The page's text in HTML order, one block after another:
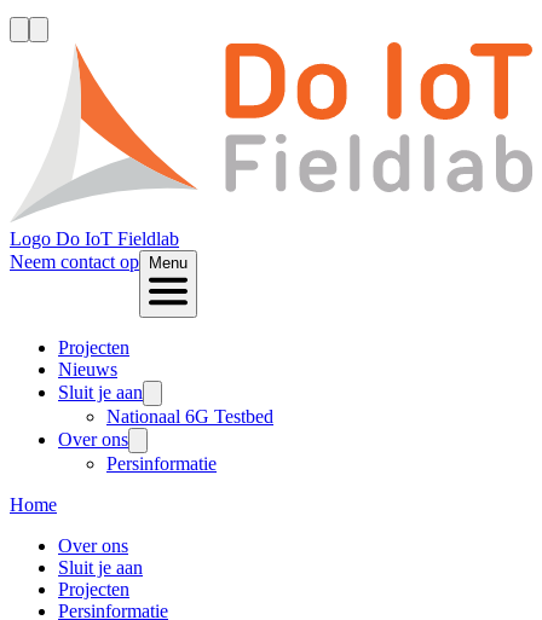
Logo Do IoT Fieldlab
Neem contact op Menu
Projecten
Nieuws
Sluit je aan
Nationaal 6G Testbed
Over ons
Persinformatie
Home
Over ons
Sluit je aan
Projecten
Persinformatie